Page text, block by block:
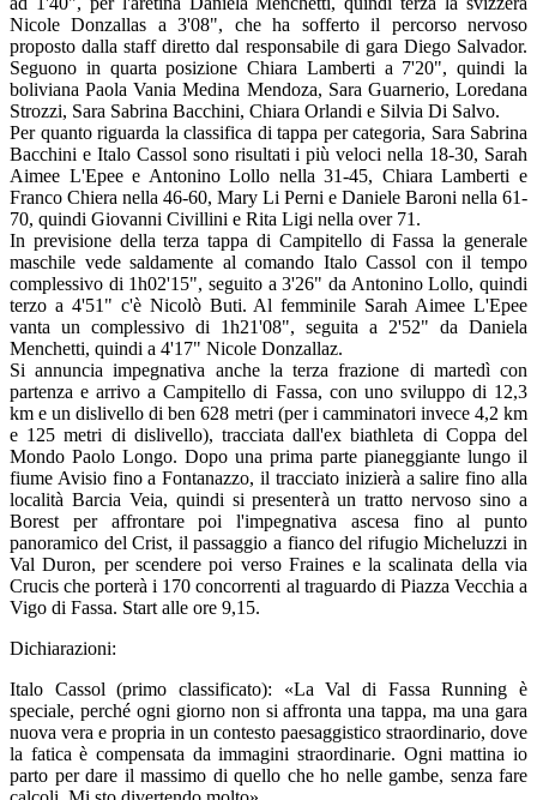
Nicole Donzallas a 3'08", che ha sofferto il percorso nervoso
proposto dalla staff diretto dal responsabile di gara Diego Salvador.
Seguono in quarta posizione Chiara Lamberti a 7'20", quindi la
boliviana Paola Vania Medina Mendoza, Sara Guarnerio, Loredana
Strozzi, Sara Sabrina Bacchini, Chiara Orlandi e Silvia Di Salvo.
Per quanto riguarda la classifica di tappa per categoria, Sara Sabrina
Bacchini e Italo Cassol sono risultati i più veloci nella 18-30, Sarah
Aimee L'Epee e Antonino Lollo nella 31-45, Chiara Lamberti e
Franco Chiera nella 46-60, Mary Li Perni e Daniele Baroni nella 61-
70, quindi Giovanni Civillini e Rita Ligi nella over 71.
In previsione della terza tappa di Campitello di Fassa la generale
maschile vede saldamente al comando Italo Cassol con il tempo
complessivo di 1h02'15", seguito a 3'26" da Antonino Lollo, quindi
terzo a 4'51" c'è Nicolò Buti. Al femminile Sarah Aimee L'Epee
vanta un complessivo di 1h21'08", seguita a 2'52" da Daniela
Menchetti, quindi a 4'17" Nicole Donzallaz.
Si annuncia impegnativa anche la terza frazione di martedì con
partenza e arrivo a Campitello di Fassa, con uno sviluppo di 12,3
km e un dislivello di ben 628 metri (per i camminatori invece 4,2 km
e 125 metri di dislivello), tracciata dall'ex biathleta di Coppa del
Mondo Paolo Longo. Dopo una prima parte pianeggiante lungo il
fiume Avisio fino a Fontanazzo, il tracciato inizierà a salire fino alla
località Barcia Veia, quindi si presenterà un tratto nervoso sino a
Borest per affrontare poi l'impegnativa ascesa fino al punto
panoramico del Crist, il passaggio a fianco del rifugio Micheluzzi in
Val Duron, per scendere poi verso Fraines e la scalinata della via
Crucis che porterà i 170 concorrenti al traguardo di Piazza Vecchia a
Vigo di Fassa. Start alle ore 9,15.
Dichiarazioni:
Italo Cassol (primo classificato): «La Val di Fassa Running è
speciale, perché ogni giorno non si affronta una tappa, ma una gara
nuova vera e propria in un contesto paesaggistico straordinario, dove
la fatica è compensata da immagini straordinarie. Ogni mattina io
parto per dare il massimo di quello che ho nelle gambe, senza fare